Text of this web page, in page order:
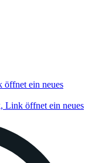
ein neues
Link öffnet ein neues